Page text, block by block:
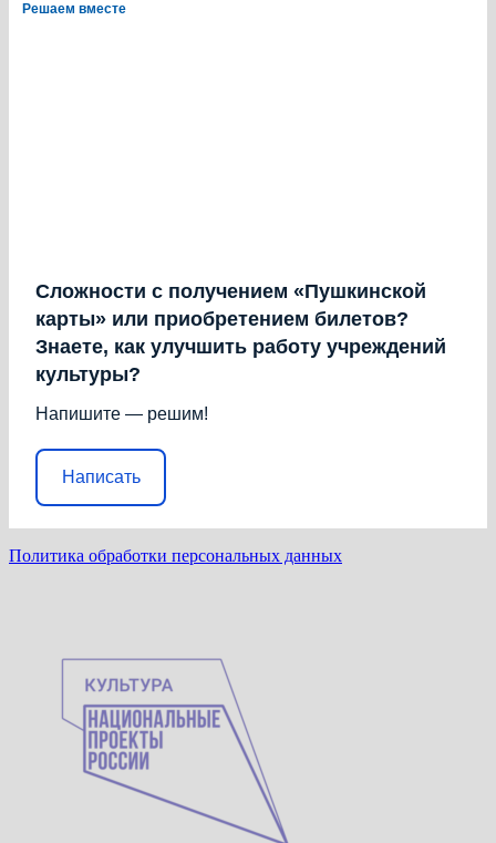
Решаем вместе
Сложности с получением «Пушкинской
карты» или приобретением билетов?
Знаете, как улучшить работу учреждений
культуры?
Напишите — решим!
Написать
Политика обработки персональных данных